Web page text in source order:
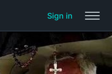
Sign in